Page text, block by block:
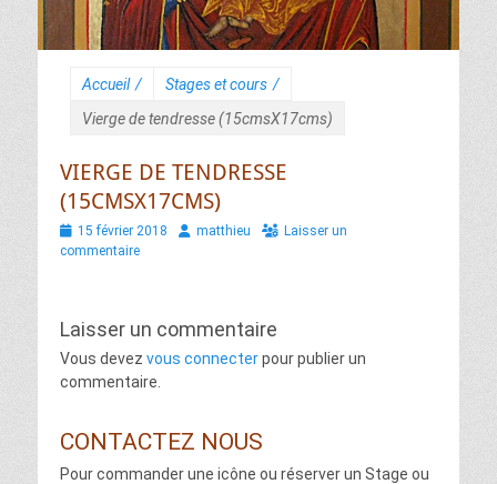
Accueil / Stages et cours /
Vierge de tendresse (15cmsX17cms)
VIERGE DE TENDRESSE
(15CMSX17CMS)
Posted
on
15 février 2018 Authormatthieu
Laisser un
commentaire
Laisser un commentaire
Vous devez vous connecterpour publier un
commentaire.
CONTACTEZ NOUS
Pour commander une icône ou réserver un Stage ou